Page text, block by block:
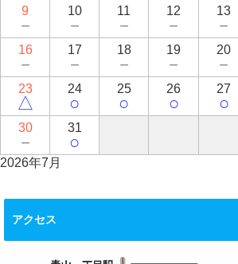
9
－
10
－
11
－
12
－
13
－
16
－
17
－
18
－
19
－
20
－
23
△
24
○
25
○
26
○
27
○
30
－
31
○
2026年7月
アクセス